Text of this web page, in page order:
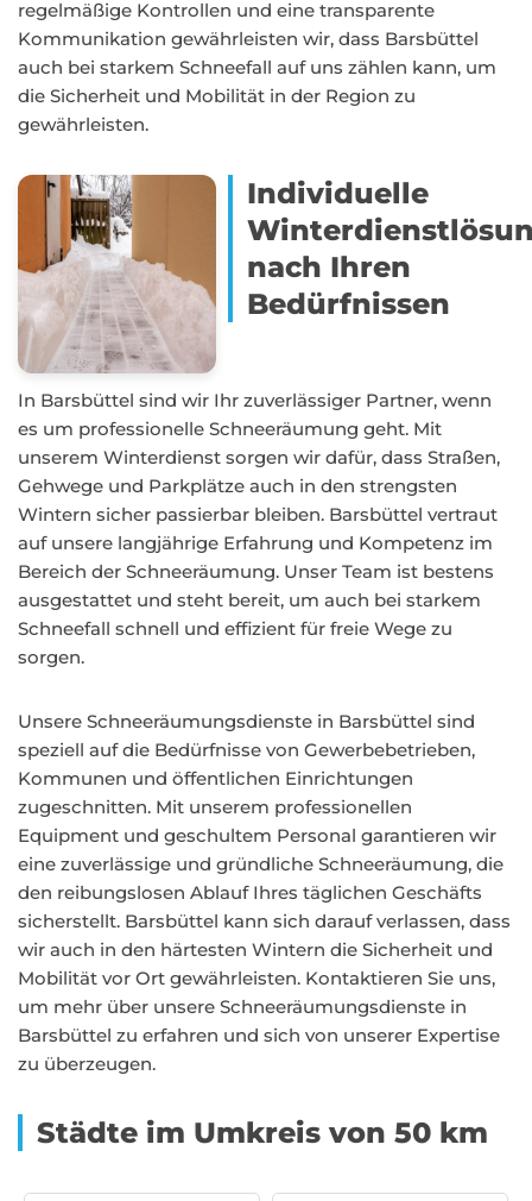
regelmäßige Kontrollen und eine transparente
Kommunikation gewährleisten wir, dass Barsbüttel
auch bei starkem Schneefall auf uns zählen kann, um
die Sicherheit und Mobilität in der Region zu
gewährleisten.
Individuelle
nach Ihren
Bedürfnissen
In Barsbüttel sind wir Ihr zuverlässiger Partner, wenn
es um professionelle Schneeräumung geht. Mit
unserem Winterdienst sorgen wir dafür, dass Straßen,
Gehwege und Parkplätze auch in den strengsten
Wintern sicher passierbar bleiben. Barsbüttel vertraut
auf unsere langjährige Erfahrung und Kompetenz im
Bereich der Schneeräumung. Unser Team ist bestens
ausgestattet und steht bereit, um auch bei starkem
Schneefall schnell und effizient für freie Wege zu
sorgen.
Unsere Schneeräumungsdienste in Barsbüttel sind
speziell auf die Bedürfnisse von Gewerbebetrieben,
Kommunen und öffentlichen Einrichtungen
zugeschnitten. Mit unserem professionellen
Equipment und geschultem Personal garantieren wir
eine zuverlässige und gründliche Schneeräumung, die
den reibungslosen Ablauf Ihres täglichen Geschäfts
sicherstellt. Barsbüttel kann sich darauf verlassen, dass
wir auch in den härtesten Wintern die Sicherheit und
Mobilität vor Ort gewährleisten. Kontaktieren Sie uns,
um mehr über unsere Schneeräumungsdienste in
Barsbüttel zu erfahren und sich von unserer Expertise
zu überzeugen.
Städte im Umkreis von 50 km